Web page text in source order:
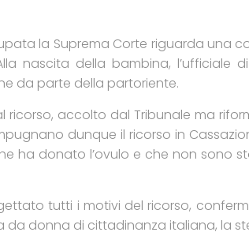
la Suprema Corte riguarda una
nascita della bambina, l’ufficiale
da parte della partoriente.
ricorso, accolto dal Tribunale ma
dunque il ricorso in
ha donato l’ovulo e che non sono
tutti i motivi del ricorso,
da donna di cittadinanza italiana, la